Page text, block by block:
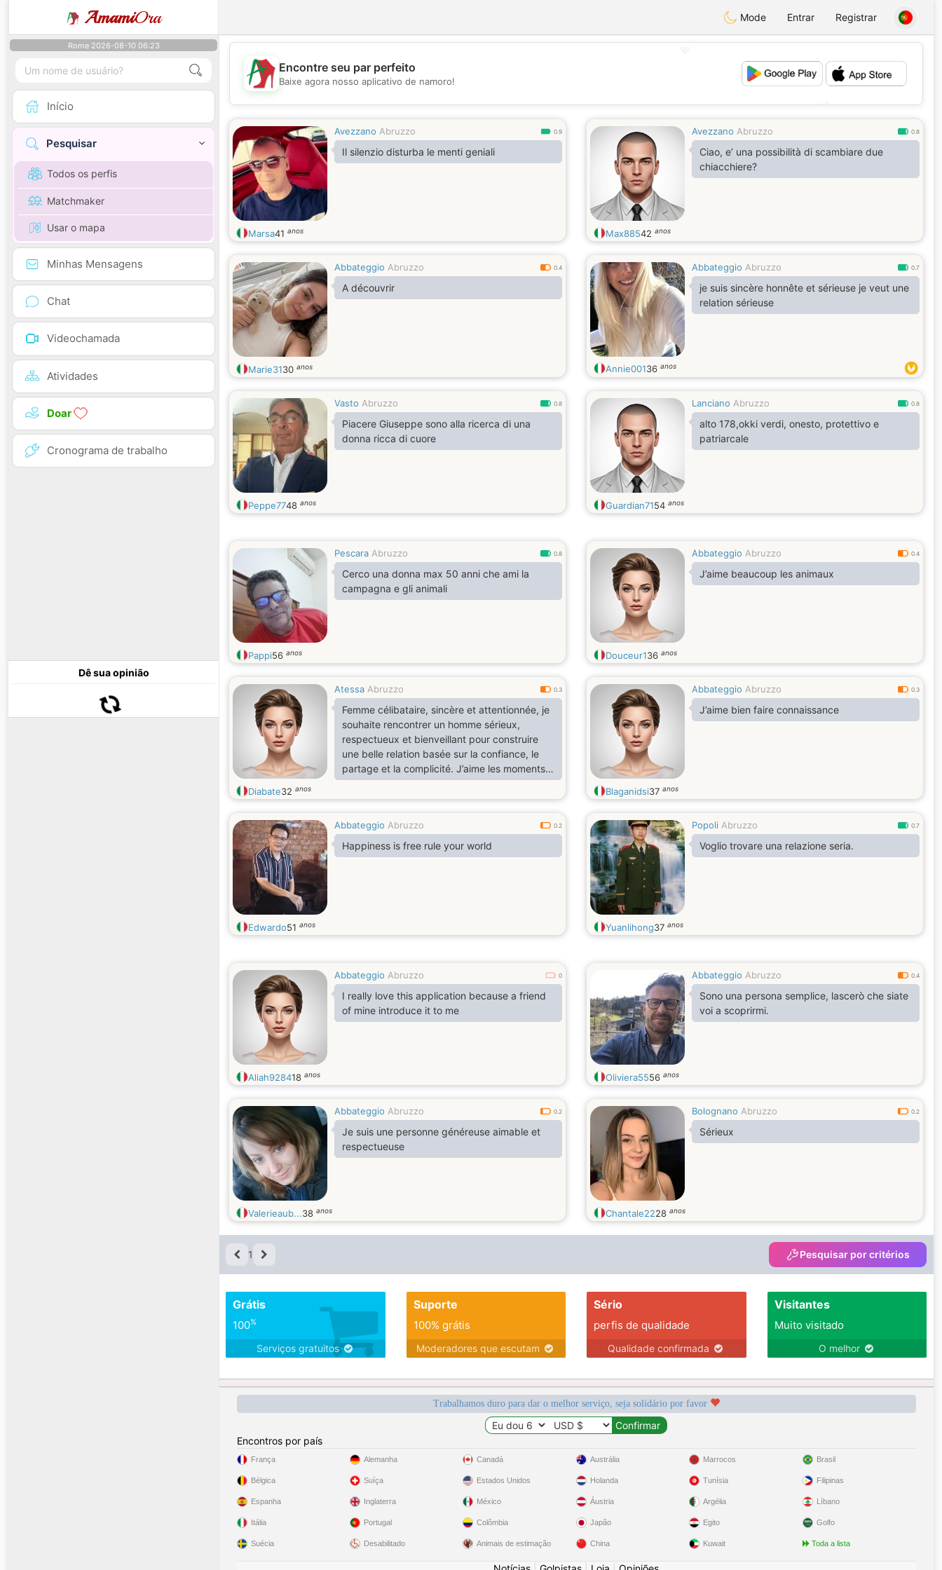
AmamiOra Mode Entrar Registrar
Rome 2026-08-10 06:23
Início
Pesquisar
Todos os perfis
Matchmaker
Usar o mapa
Minhas Mensagens
Chat
Videochamada
Atividades
Doar
Cronograma de trabalho
Dê sua opinião
💕
Encontre seu par perfeito
Baixe agora nosso aplicativo de namoro!
Avezzano Abruzzo 0.9
Il silenzio disturba le menti geniali
Marsa41 anos
Avezzano Abruzzo 0.8
Ciao, e’ una possibilità di scambiare due
chiacchiere?
Max88542 anos
Abbateggio Abruzzo 0.4
A découvrir
Marie3130 anos
Abbateggio Abruzzo 0.7
je suis sincère honnête et sérieuse je veut une
relation sérieuse
Annie00136 anos
Vasto Abruzzo 0.8
Piacere Giuseppe sono alla ricerca di una
donna ricca di cuore
Peppe7748 anos
Lanciano Abruzzo 0.8
alto 178,okki verdi, onesto, protettivo e
patriarcale
Guardian7154 anos
Pescara Abruzzo 0.8
Cerco una donna max 50 anni che ami la
campagna e gli animali
Pappi56 anos
Abbateggio Abruzzo 0.4
J’aime beaucoup les animaux
Douceur136 anos
Atessa Abruzzo 0.3
Femme célibataire, sincère et attentionnée, je
souhaite rencontrer un homme sérieux,
respectueux et bienveillant pour construire
une belle relation basée sur la confiance, le
partage et la complicité. J’aime les moments
simples de la vie, les échanges sincères et
découvrir de nouvelles choses à deux. Je
avancer dans la joie et le respect mutuel.
Diabate32 anos
Abbateggio Abruzzo 0.3
J’aime bien faire connaissance
Blaganidsi37 anos
Abbateggio Abruzzo 0.2
Happiness is free rule your world
Edwardo51 anos
Popoli Abruzzo 0.7
Voglio trovare una relazione seria.
Yuanlihong37 anos
Abbateggio Abruzzo 0
I really love this application because a friend
of mine introduce it to me
Aliah928418 anos
Abbateggio Abruzzo 0.4
Sono una persona semplice, lascerò che siate
voi a scoprirmi.
Oliviera5556 anos
Abbateggio Abruzzo 0.2
Je suis une personne généreuse aimable et
respectueuse
Valerieaub...38 anos
Bolognano Abruzzo 0.2
Sérieux
Chantale2228 anos
1 Pesquisar por critérios
Grátis
100%
Serviços gratuitos
Suporte
100% grátis
Moderadores que escutam
Sério
perfis de qualidade
Qualidade confirmada
Visitantes
Muito visitado
O melhor
Trabalhamos duro para dar o melhor serviço, seja solidário por favor
Encontros por país
França
Bélgica
Espanha
Itália
Suécia
Alemanha
Suíça
Inglaterra
Portugal
Desabilitado
Canadá
Estados Unidos
México
Colômbia
Animais de estimação
Austrália
Holanda
Áustria
Japão
China
Marrocos
Tunísia
Argélia
Egito
Kuwait
Brasil
Filipinas
Líbano
Golfo
Toda a lista